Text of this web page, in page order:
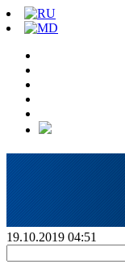
19.10.2019 04:51